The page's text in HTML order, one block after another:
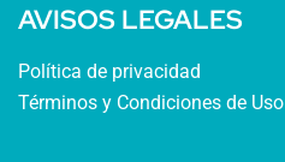
AVISOS LEGALES
Política de privacidad
Términos y Condiciones de Uso